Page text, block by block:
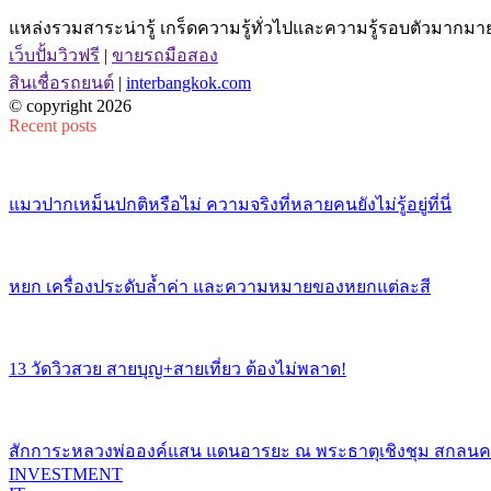
แหล่งรวมสาระน่ารู้ เกร็ดความรู้ทั่วไปและความรู้รอบตัวมากม
เว็บปั้มวิวฟรี | ขายรถมือสอง
สินเชื่อรถยนต์ | interbangkok.com
© copyright 2026
Recent posts
แมวปากเหม็นปกติหรือไม่ ความจริงที่หลายคนยังไม่รู้อยู่ที่นี่
หยก เครื่องประดับล้ำค่า และความหมายของหยกแต่ละสี
13 วัดวิวสวย สายบุญ+สายเที่ยว ต้องไม่พลาด!
สักการะหลวงพ่อองค์แสน แดนอารยะ ณ พระธาตุเชิงชุม สกลน
INVESTMENT